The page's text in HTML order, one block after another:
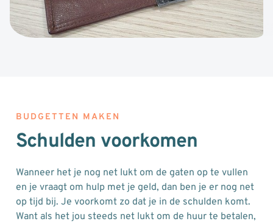
BUDGETTEN MAKEN
Schulden voorkomen
Wanneer het je nog net lukt om de gaten op te vullen
en je vraagt om hulp met je geld, dan ben je er nog net
op tijd bij. Je voorkomt zo dat je in de schulden komt.
Want als het jou steeds net lukt om de huur te betalen,